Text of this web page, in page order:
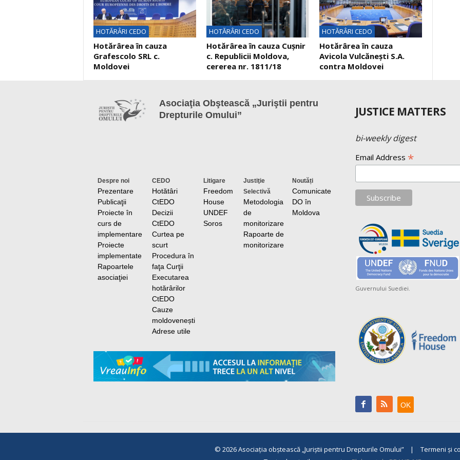
HOTĂRÂRI CEDO
Hotărârea în cauza
Grafescolo SRL c.
Moldovei
HOTĂRÂRI CEDO
Hotărârea în cauza Cuşnir
c. Republicii Moldova,
cererea nr. 1811/18
HOTĂRÂRI CEDO
Hotărârea în cauza
Avicola Vulcănești S.A.
contra Moldovei
Asociaţia Obştească „Juriştii pentru
Drepturile Omului”
Despre noi
Prezentare
Publicaţii
Proiecte în
curs de
implementare
Proiecte
implementate
Rapoartele
asociaţiei
CEDO
Hotătâri
CtEDO
Decizii
CtEDO
Curtea pe
scurt
Procedura în
faţa Curţii
Executarea
hotărârilor
CtEDO
Cauze
moldovenești
Adrese utile
Litigare
Freedom
House
UNDEF
Soros
Justiţie
Selectivă
Metodologia
de
monitorizare
Rapoarte de
monitorizare
Noutăți
Comunicate
DO în
Moldova
JUSTICE MATTERS
bi-weekly digest
Email Address *
Guvernului Suediei.
© 2026Asociaţia obştească „Juriştii pentru Drepturile Omului” |
Termeni și